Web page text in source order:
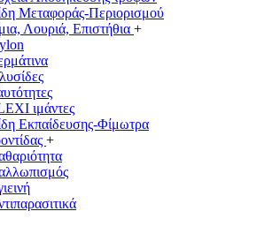
Μεταφοράς-Περιορισμού
Λουριά, Επιστήθια +
ιμάντες
Εκπαίδευσης-Φίμωτρα
+